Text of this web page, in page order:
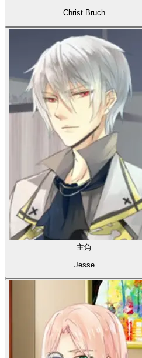
Christ Bruch
主角
Jesse